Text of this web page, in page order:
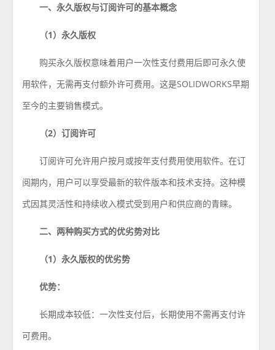
一、永久版权与订阅许可的基本概念
（1）永久版权
购买永久版权意味着用户一次性支付费用后即可永久使
用软件，无需再支付额外许可费用。这是SOLIDWORKS早期
至今的主要销售模式。
（2）订阅许可
订阅许可允许用户按月或按年支付费用使用软件。在订
阅期内，用户可以享受最新的软件版本和技术支持。这种模
式因其灵活性和持续收入模式受到用户和供应商的青睐。
二、两种购买方式的优劣势对比
（1）永久版权的优劣势
优势：
长期成本较低：一次性支付后，长期使用不需再支付许
可费用。